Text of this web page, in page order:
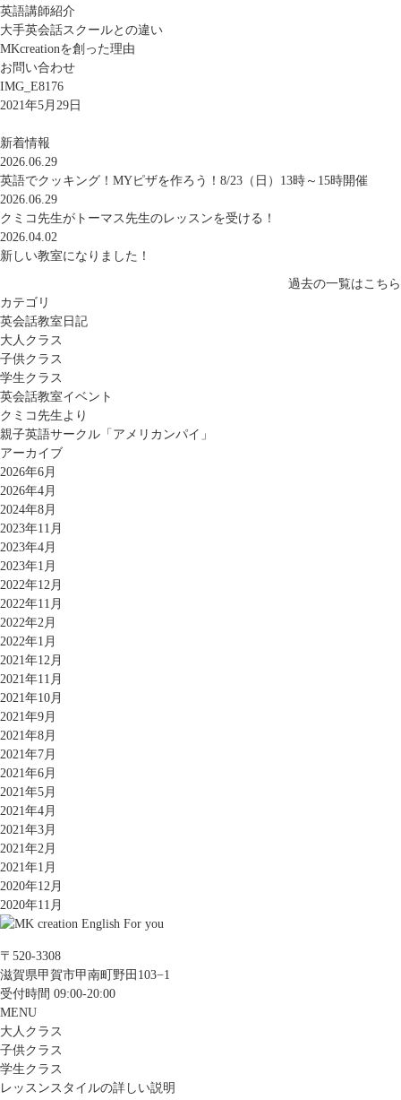
英語講師紹介
大手英会話スクールとの違い
MKcreationを創った理由
お問い合わせ
IMG_E8176
2021年5月29日
新着情報
2026.06.29
英語でクッキング！MYピザを作ろう！8/23（日）13時～15時開催
2026.06.29
クミコ先生がトーマス先生のレッスンを受ける！
2026.04.02
新しい教室になりました！
過去の一覧はこちら
カテゴリ
英会話教室日記
大人クラス
子供クラス
学生クラス
英会話教室イベント
クミコ先生より
親子英語サークル「アメリカンパイ」
アーカイブ
2026年6月
2026年4月
2024年8月
2023年11月
2023年4月
2023年1月
2022年12月
2022年11月
2022年2月
2022年1月
2021年12月
2021年11月
2021年10月
2021年9月
2021年8月
2021年7月
2021年6月
2021年5月
2021年4月
2021年3月
2021年2月
2021年1月
2020年12月
2020年11月
〒520-3308
滋賀県甲賀市甲南町野田103−1
受付時間 09:00-20:00
MENU
大人クラス
子供クラス
学生クラス
レッスンスタイルの詳しい説明